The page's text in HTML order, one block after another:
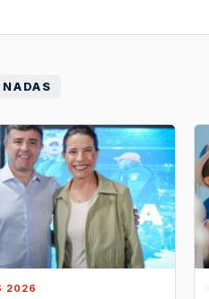
2026